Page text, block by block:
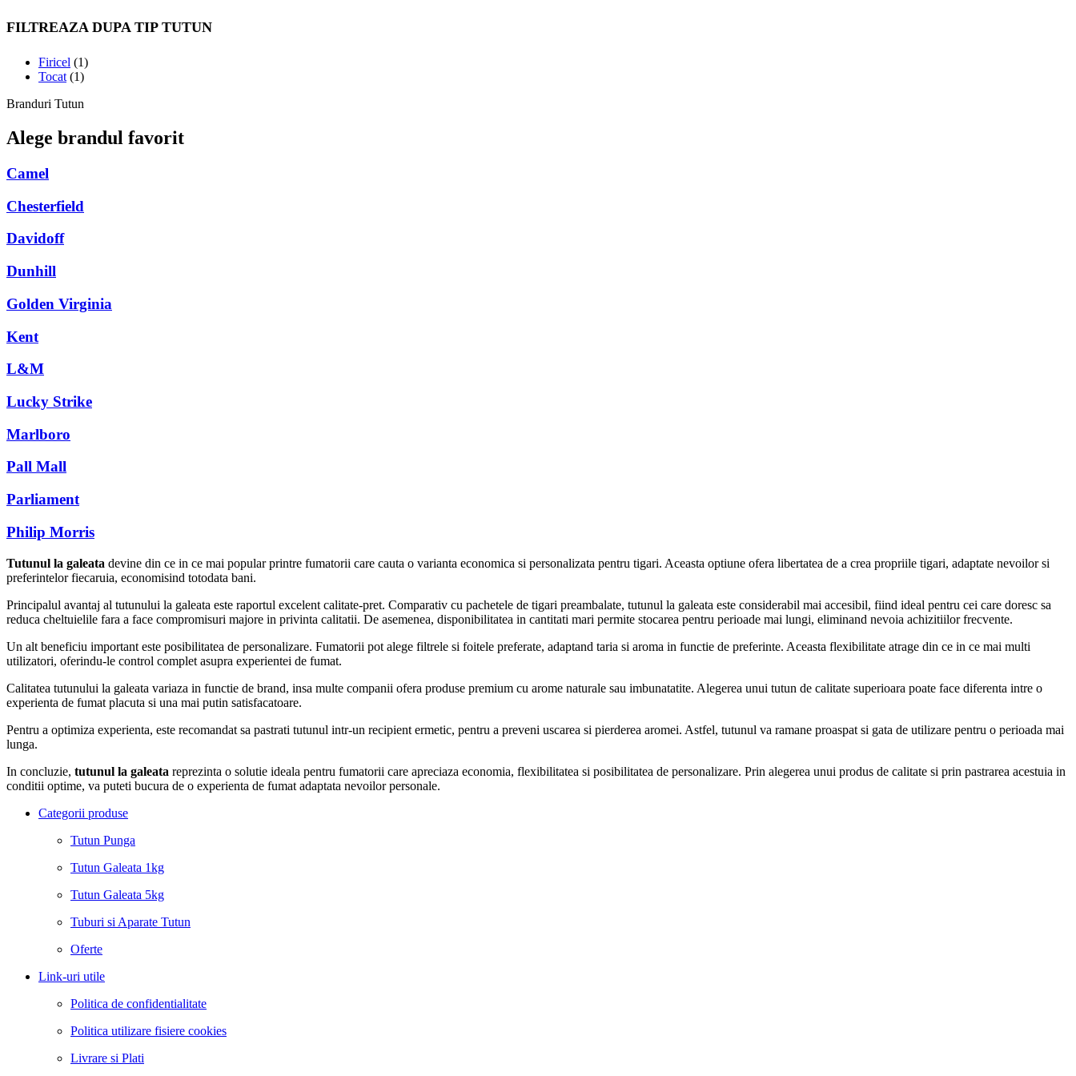
FILTREAZA DUPA TIP TUTUN
Firicel (1)
Tocat (1)
Branduri Tutun
Alege brandul favorit
Camel
Chesterfield
Davidoff
Dunhill
Golden Virginia
Kent
L&M
Lucky Strike
Marlboro
Pall Mall
Parliament
Philip Morris
Tutunul la galeata devine din ce in ce mai popular printre fumatorii care cauta o varianta economica si personalizata pentru tigari. Aceasta optiune ofera libertatea de a crea propriile tigari, adaptate nevoilor si
preferintelor fiecaruia, economisind totodata bani.
Principalul avantaj al tutunului la galeata este raportul excelent calitate-pret. Comparativ cu pachetele de tigari preambalate, tutunul la galeata este considerabil mai accesibil, fiind ideal pentru cei care doresc sa
reduca cheltuielile fara a face compromisuri majore in privinta calitatii. De asemenea, disponibilitatea in cantitati mari permite stocarea pentru perioade mai lungi, eliminand nevoia achizitiilor frecvente.
Un alt beneficiu important este posibilitatea de personalizare. Fumatorii pot alege filtrele si foitele preferate, adaptand taria si aroma in functie de preferinte. Aceasta flexibilitate atrage din ce in ce mai multi
utilizatori, oferindu-le control complet asupra experientei de fumat.
Calitatea tutunului la galeata variaza in functie de brand, insa multe companii ofera produse premium cu arome naturale sau imbunatatite. Alegerea unui tutun de calitate superioara poate face diferenta intre o
experienta de fumat placuta si una mai putin satisfacatoare.
Pentru a optimiza experienta, este recomandat sa pastrati tutunul intr-un recipient ermetic, pentru a preveni uscarea si pierderea aromei. Astfel, tutunul va ramane proaspat si gata de utilizare pentru o perioada mai
lunga.
In concluzie, tutunul la galeata reprezinta o solutie ideala pentru fumatorii care apreciaza economia, flexibilitatea si posibilitatea de personalizare. Prin alegerea unui produs de calitate si prin pastrarea acestuia in
conditii optime, va puteti bucura de o experienta de fumat adaptata nevoilor personale.
Categorii produse
Tutun Punga
Tutun Galeata 1kg
Tutun Galeata 5kg
Tuburi si Aparate Tutun
Oferte
Link-uri utile
Politica de confidentialitate
Politica utilizare fisiere cookies
Livrare si Plati